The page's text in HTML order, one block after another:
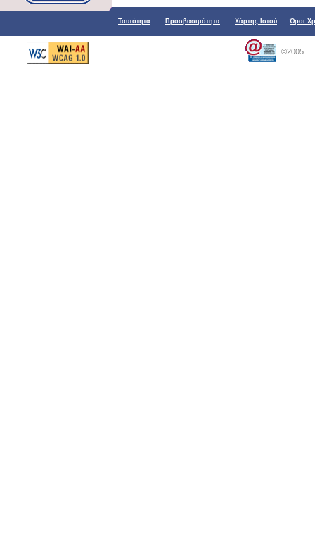
Ταυτότητα : Προσβασιμότητα : Χάρτης Ιστού : Όροι
©2005